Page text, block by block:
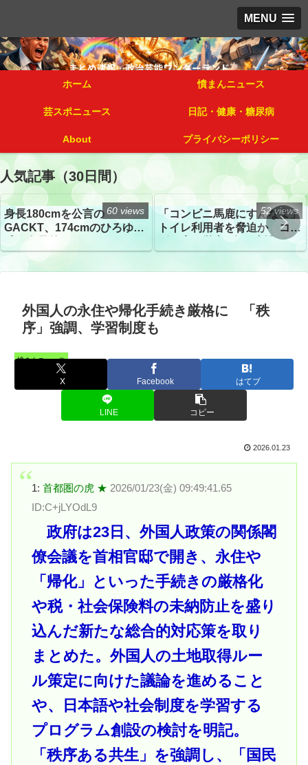
MENU
ホーム 憤まんニュース
芸スポニュース 日記・健康・糖尿病
About プライバシーポリシー
人気記事（30日間）
身長180cmを公言の
GACKT、174cmのひろゆき
トざわつき イベントでの写
真が話題
60 views
「コンビニ馬鹿にすんなよ」
トイレ利用者を脅迫か コン
52 views
外国人の永住や帰化手続き厳格に 「秩
序」強調、学習制度も
憤まんニュース
X Facebook はてブ
LINE コピー
2026.01.23
1: 首都圏の虎 ★ 2026/01/23(金) 09:49:41.65
ID:C+jLYOdL9
政府は23日、外国人政策の関係閣
僚会議を首相官邸で開き、永住や
「帰化」といった手続きの厳格化
や税・社会保険料の未納防止を盛り
込んだ新たな総合的対応策を取り
まとめた。外国人の土地取得ルー
ル策定に向けた議論を進めること
や、日本語や社会制度を学習する
プログラム創設の検討を明記。
「秩序ある共生」を強調し、「国民